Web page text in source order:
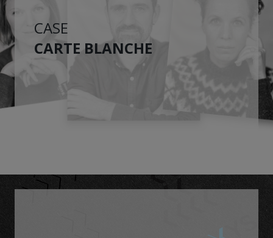
CASE
CARTE BLANCHE